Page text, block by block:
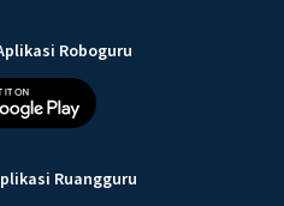
Roboguru
Ruangguru